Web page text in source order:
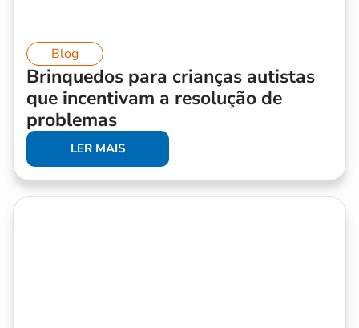
Blog
Brinquedos para crianças autistas
que incentivam a resolução de
problemas
LER MAIS